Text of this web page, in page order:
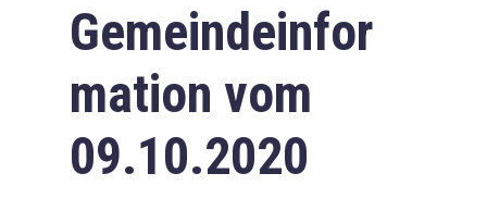
Gemeindeinfor
mation vom
09.10.2020